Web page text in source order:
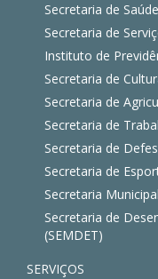
Secretaria de
Secretaria de
Instituto de
Secretaria de
Secretaria de
Secretaria de
Secretaria de
Secretaria de
Secretaria
Secretaria de
(SEMDET)
SERVIÇOS